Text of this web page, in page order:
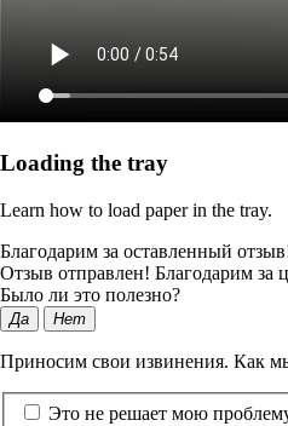
Loading the tray
Learn how to load paper in the tray.
Благодарим за оставленный
Отзыв отправлен! Благодарим за
Было ли это полезно?
Да Нет
Приносим свои извинения. Как
Это не решает мою